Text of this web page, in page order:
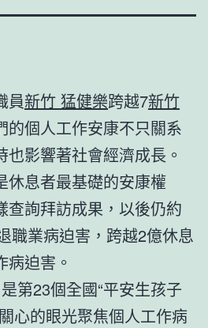
員新竹 猛健樂跨越7新竹
的個人工作安康不只關系
影響著社會經濟成長。
休息者最基礎的安康權
查詢拜訪成果，以後仍約
職業病迫害，跨越2億休息
迫害。
第23個全國“平安生孩子
心的眼光聚焦個人工作病